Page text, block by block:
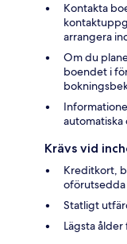
Kontakta
arrangera
Om du
boendet i
Krävs vid
Kreditkort,
oförutsedda
Statligt
Lägsta